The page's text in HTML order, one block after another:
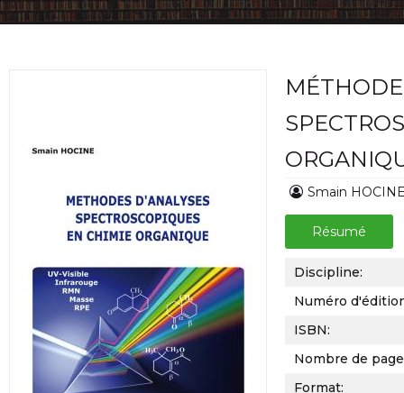
Smain
Résumé
Discipline:
Numéro
ISBN:
Nombre de
Format: